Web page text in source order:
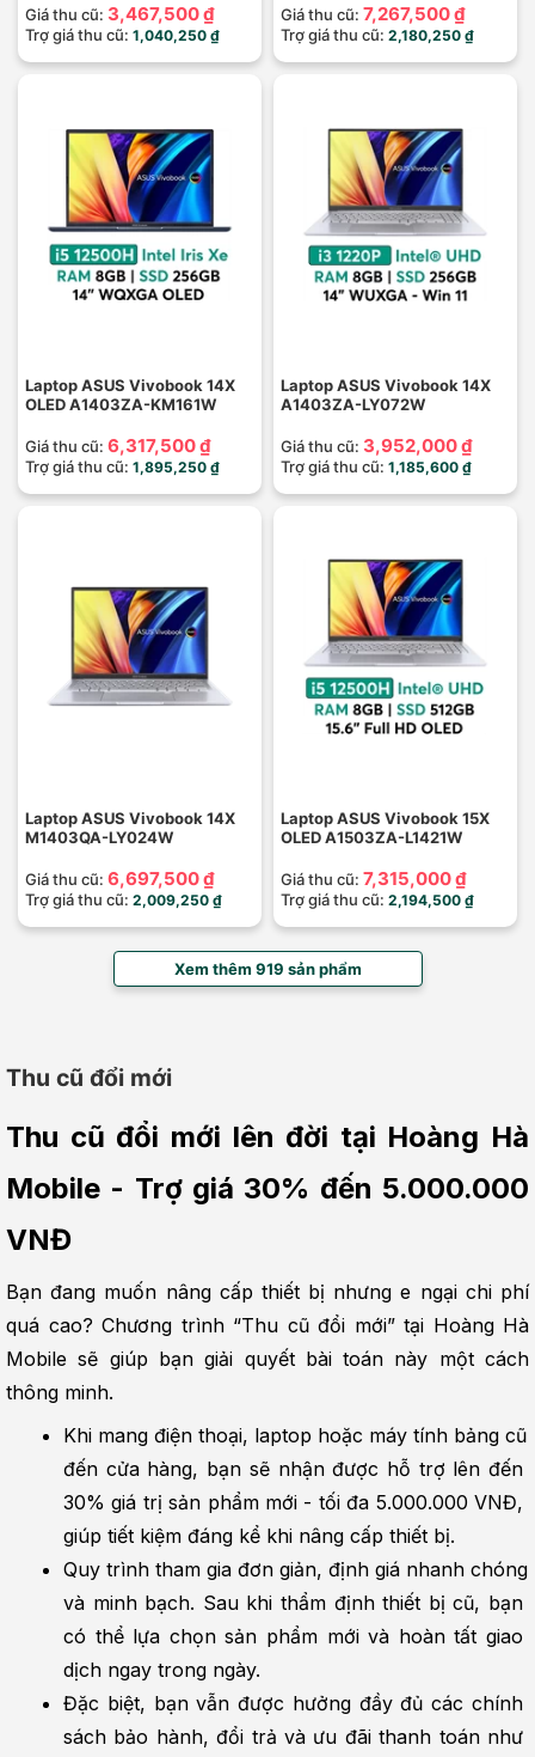
Giá thu cũ: 3,467,500 ₫
Trợ giá thu cũ: 1,040,250 ₫
Giá thu cũ: 7,267,500 ₫
Trợ giá thu cũ: 2,180,250 ₫
Laptop ASUS Vivobook 14X
OLED A1403ZA-KM161W
Giá thu cũ: 6,317,500 ₫
Trợ giá thu cũ: 1,895,250 ₫
Laptop ASUS Vivobook 14X
A1403ZA-LY072W
Giá thu cũ: 3,952,000 ₫
Trợ giá thu cũ: 1,185,600 ₫
Laptop ASUS Vivobook 14X
M1403QA-LY024W
Giá thu cũ: 6,697,500 ₫
Trợ giá thu cũ: 2,009,250 ₫
Laptop ASUS Vivobook 15X
OLED A1503ZA-L1421W
Giá thu cũ: 7,315,000 ₫
Trợ giá thu cũ: 2,194,500 ₫
Xem thêm 919 sản phẩm
Thu cũ đổi mới
Thu cũ đổi mới lên đời tại Hoàng Hà
Mobile - Trợ giá 30% đến 5.000.000
VNĐ
Bạn đang muốn nâng cấp thiết bị nhưng e ngại chi phí
quá cao? Chương trình “Thu cũ đổi mới” tại Hoàng Hà
Mobile sẽ giúp bạn giải quyết bài toán này một cách
thông minh.
Khi mang điện thoại, laptop hoặc máy tính bảng cũ
đến cửa hàng, bạn sẽ nhận được hỗ trợ lên đến
30% giá trị sản phẩm mới - tối đa 5.000.000 VNĐ,
giúp tiết kiệm đáng kể khi nâng cấp thiết bị.
Quy trình tham gia đơn giản, định giá nhanh chóng
và minh bạch. Sau khi thẩm định thiết bị cũ, bạn
có thể lựa chọn sản phẩm mới và hoàn tất giao
dịch ngay trong ngày.
Đặc biệt, bạn vẫn được hưởng đầy đủ các chính
sách bảo hành, đổi trả và ưu đãi thanh toán như